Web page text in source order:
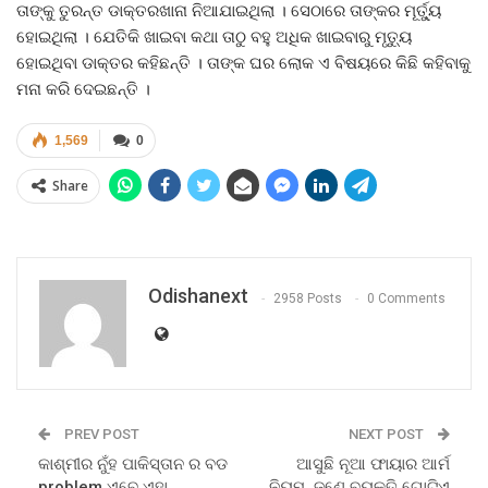
ତାଙ୍କୁ ତୁରନ୍ତ ଡାକ୍ତରଖାନା ନିଆଯାଇଥିଲା । ସେଠାରେ ତାଙ୍କର ମୂର୍ତ୍ୟୁ
ହୋଇଥିଲା । ଯେତିକି ଖାଇବା କଥା ତାଠୁ ବହୁ ଅଧିକ ଖାଇବାରୁ ମୃତ୍ୟୁ
ହୋଇଥିବା ଡାକ୍ତର କହିଛନ୍ତି । ତାଙ୍କ ଘର ଲୋକ ଏ ବିଷୟରେ କିଛି କହିବାକୁ
ମନା କରି ଦେଇଛନ୍ତି ।
0
1,569
Share
Odishanext 2958 Posts 0 Comments
PREV POST
କାଶ୍ମୀର ନୁଁହ ପାକିସ୍ତାନ ର ବଡ
NEXT POST
ଆସୁଛି ନୂଆ ଫାୟାର ଆର୍ମ